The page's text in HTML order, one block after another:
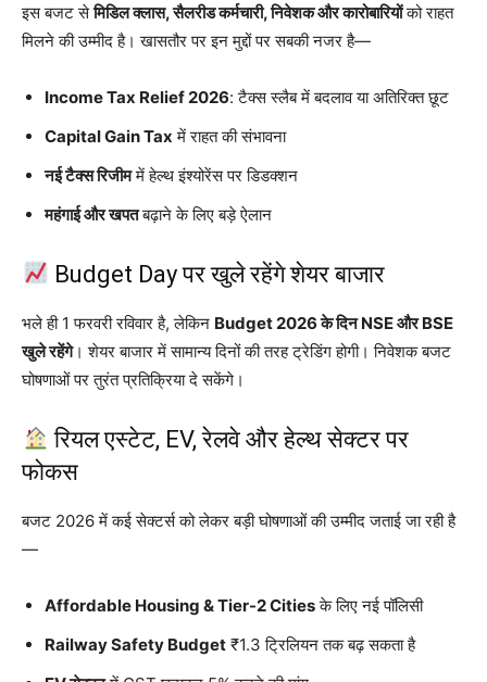
इस बजट सेमिडिल क्लास, सैलरीड कर्मचारी, निवेशक और कारोबारियोंको राहत
मिलने की उम्मीद है। खासतौर पर इन मुद्दों पर सबकी नजर है—
Income Tax Relief 2026: टैक्स स्लैब में बदलाव या अतिरिक्त छूट
Capital Gain Tax में राहत की संभावना
नई टैक्स रिजीममें हेल्थ इंश्योरेंस पर डिडक्शन
महंगाई और खपतबढ़ाने के लिए बड़े ऐलान
Budget Day पर खुले रहेंगे शेयर बाजार
भले ही 1 फरवरी रविवार है, लेकिन Budget 2026 के दिन NSE और BSE
खुले रहेंगे। शेयर बाजार में सामान्य दिनों की तरह ट्रेडिंग होगी। निवेशक बजट
घोषणाओं पर तुरंत प्रतिक्रिया दे सकेंगे।
रियल एस्टेट, EV, रेलवे और हेल्थ सेक्टर पर
फोकस
बजट 2026 में कई सेक्टर्स को लेकर बड़ी घोषणाओं की उम्मीद जताई जा रही है
—
Affordable Housing & Tier-2 Citiesके लिए नई पॉलिसी
Railway Safety Budget ₹1.3 ट्रिलियन तक बढ़ सकता है